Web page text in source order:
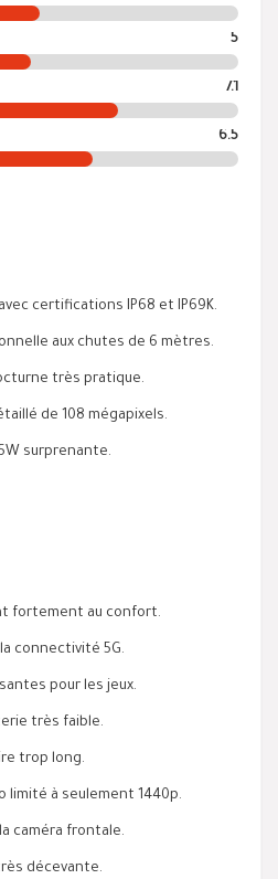
5
7.1
6.5
certifications IP68 et IP69K.
aux chutes de 6 mètres.
très pratique.
de 108 mégapixels.
surprenante.
fortement au confort.
connectivité 5G.
pour les jeux.
très faible.
trop long.
limité à seulement 1440p.
caméra frontale.
décevante.